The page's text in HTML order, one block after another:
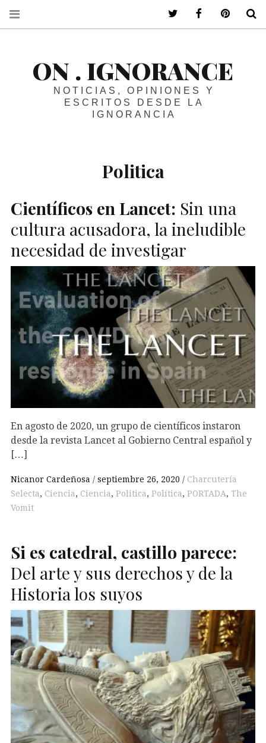
ON . IGNORANCE
NOTICIAS, OPINIONES Y
ESCRITOS DESDE LA
IGNORANCIA
Politica
Científicos en Lancet: Sin una
cultura acusadora, la ineludible
necesidad de investigar
En agosto de 2020, un grupo de científicos instaron
desde la revista Lancet al Gobierno Central español y
[…]
Nicanor Cardeñosa septiembre 26, 2020
Charcutería
Selecta, Ciencia, Ciencia, Politica, Política, PORTADA, The
Vomit
Si es catedral, castillo parece:
Del arte y sus derechos y de la
Historia los suyos
ir a mi twitterir a mi facebook
ir a mi